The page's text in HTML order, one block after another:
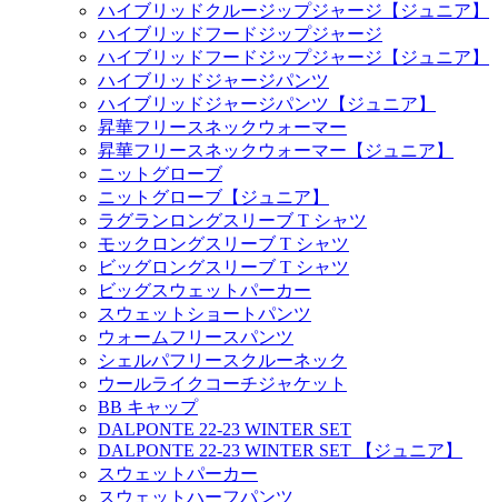
ハイブリッドクルージップジャージ【ジュニア】
ハイブリッドフードジップジャージ
ハイブリッドフードジップジャージ【ジュニア】
ハイブリッドジャージパンツ
ハイブリッドジャージパンツ【ジュニア】
昇華フリースネックウォーマー
昇華フリースネックウォーマー【ジュニア】
ニットグローブ
ニットグローブ【ジュニア】
ラグランロングスリーブ T シャツ
モックロングスリーブ T シャツ
ビッグロングスリーブ T シャツ
ビッグスウェットパーカー
スウェットショートパンツ
ウォームフリースパンツ
シェルパフリースクルーネック
ウールライクコーチジャケット
BB キャップ
DALPONTE 22-23 WINTER SET
DALPONTE 22-23 WINTER SET 【ジュニア】
スウェットパーカー
スウェットハーフパンツ